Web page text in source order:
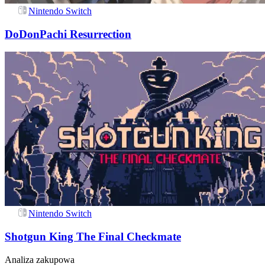
Nintendo Switch
DoDonPachi Resurrection
Nintendo Switch
Shotgun King The Final Checkmate
Analiza zakupowa